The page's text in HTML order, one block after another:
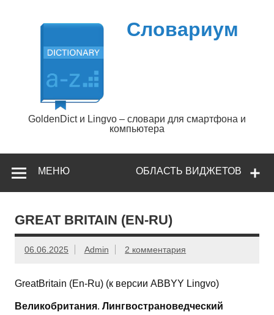
содержимому
Словариум
GoldenDict и Lingvo – словари для смартфона и
компьютера
ОБЛАСТЬ ВИДЖЕТОВ
МЕНЮ
GREAT BRITAIN (EN-RU)
06.06.2025 Admin 2 комментария
GreatBritain (En-Ru) (к версии ABBYY Lingvo)
Великобритания. Лингвострановедческий